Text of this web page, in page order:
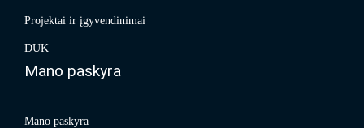
Projektai ir įgyvendinimai
DUK
Mano paskyra
Mano paskyra